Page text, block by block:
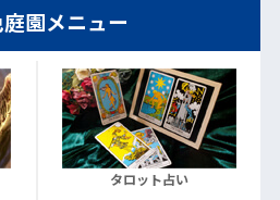
園メニュー
タロット占い